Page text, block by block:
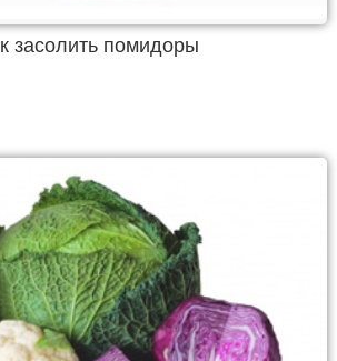
засолить помидоры